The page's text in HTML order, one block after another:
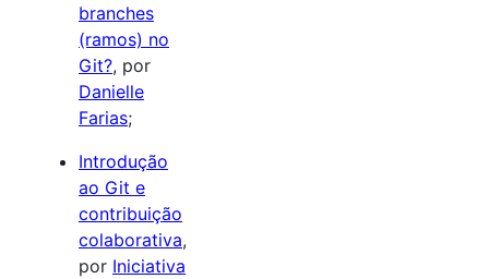
branches
(ramos) no
Git?, por
Danielle
Farias;
Introdução
ao Git e
contribuição
colaborativa,
por Iniciativa